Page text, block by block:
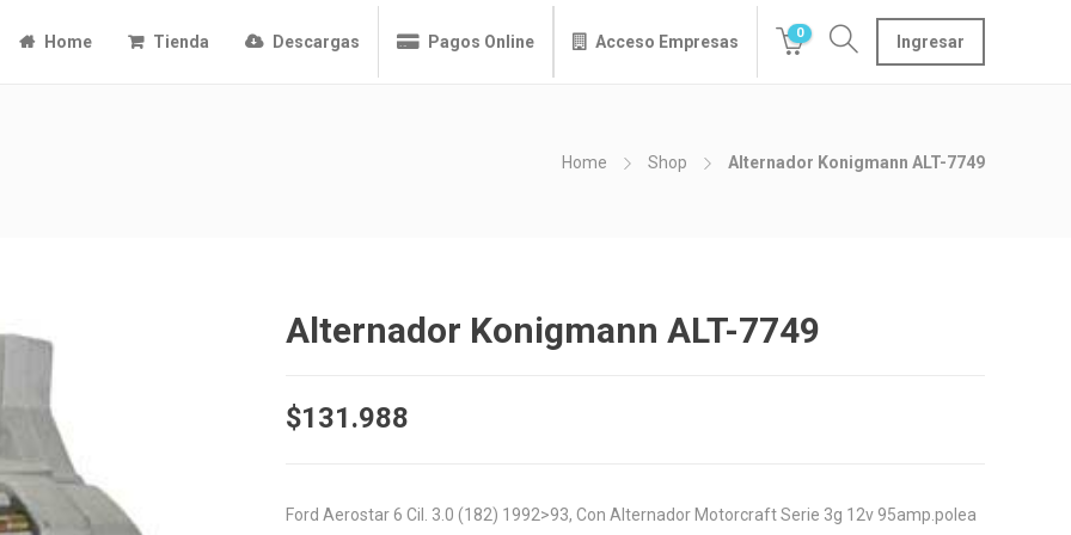
Home Tienda Descargas Pagos Online Acceso Empresas 0 Ingresar
Home Shop Alternador Konigmann ALT-7749
Alternador Konigmann ALT-7749
$131.988
Ford Aerostar 6 Cil. 3.0 (182) 1992>93, Con Alternador Motorcraft Serie 3g 12v 95amp.polea